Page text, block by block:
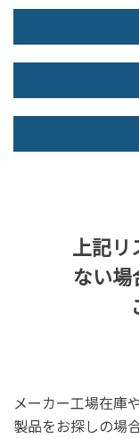
上記リ
ない場
メーカー工場在庫
製品をお探しの場